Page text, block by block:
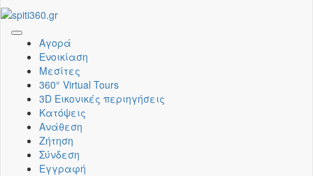
Toggle
navigation
Αγορά
Ενοικίαση
Μεσίτες
360° Virtual Tours
3D Εικονικές περιηγήσεις
Κατόψεις
Ανάθεση
Ζήτηση
Σύνδεση
Εγγραφή